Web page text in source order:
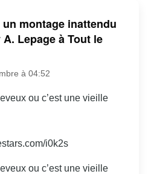
montage inattendu
Lepage à Tout le
à 04:52
ou c’est une vieille
i0k2s
ou c’est une vieille